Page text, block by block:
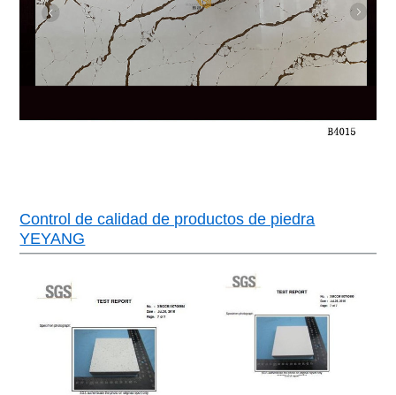
Control de calidad de productos de piedra
YEYANG